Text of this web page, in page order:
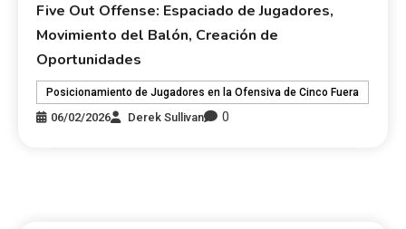
Five Out Offense: Espaciado de Jugadores,
Movimiento del Balón, Creación de
Oportunidades
Posicionamiento de Jugadores en la Ofensiva de Cinco Fuera
06/02/2026 Derek Sullivan 0